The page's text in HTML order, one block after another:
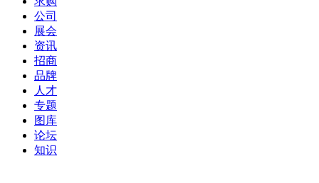
公司
展会
资讯
招商
品牌
人才
专题
图库
论坛
知识